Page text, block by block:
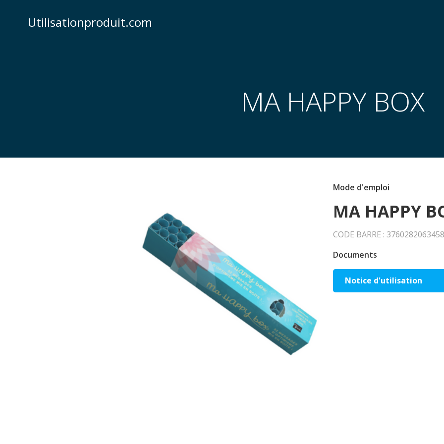
Utilisationproduit.com
MA HAPPY BOX
Mode d'emploi
MA HAPPY
CODE BARRE :
Documents
Notice d'utilisation